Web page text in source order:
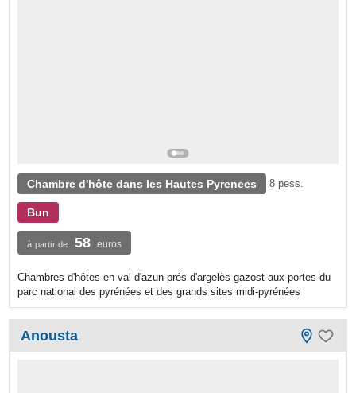
Chambre d'hôte dans les Hautes Pyrenees 8 pess.
Bun
à partir de 58 euros
Chambres d'hôtes en val d'azun prés d'argelès-gazost aux portes du
parc national des pyrénées et des grands sites midi-pyrénées
Anousta